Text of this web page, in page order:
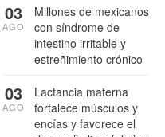
Millones de mexicanos
con síndrome de
intestino irritable y
estreñimiento crónico
03
AGO
Lactancia materna
fortalece músculos y
encías y favorece el
03
AGO